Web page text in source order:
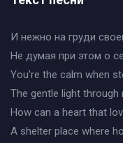
И нежно на груди
Не думая при этом о
You're the calm when
The gentle light
How can a heart that
A shelter place where